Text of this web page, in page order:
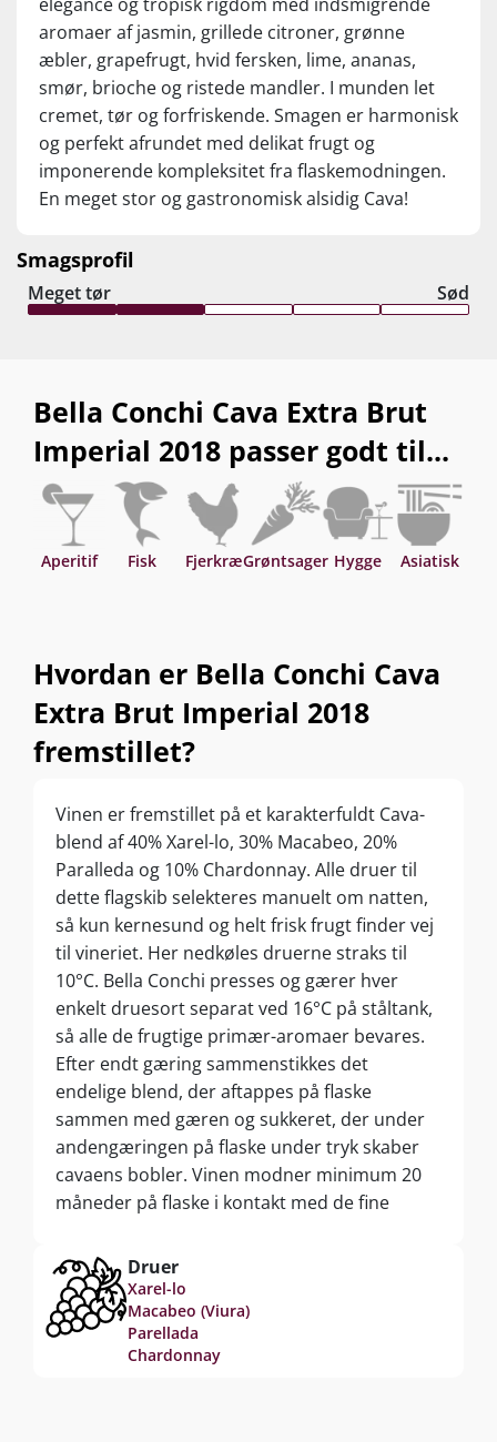
aromaer af jasmin, grillede citroner, grønne
æbler, grapefrugt, hvid fersken, lime, ananas,
smør, brioche og ristede mandler. I munden let
cremet, tør og forfriskende. Smagen er harmonisk
og perfekt afrundet med delikat frugt og
imponerende kompleksitet fra flaskemodningen.
En meget stor og gastronomisk alsidig Cava!
Smagsprofil
Meget tør Sød
Bella Conchi Cava Extra Brut
Imperial 2018 passer godt til...
Aperitif Fisk FjerkræGrøntsager Hygge Asiatisk
Hvordan er Bella Conchi Cava
Extra Brut Imperial 2018
fremstillet?
Vinen er fremstillet på et karakterfuldt Cava-
blend af 40% Xarel-lo, 30% Macabeo, 20%
Paralleda og 10% Chardonnay. Alle druer til
dette flagskib selekteres manuelt om natten,
så kun kernesund og helt frisk frugt finder vej
til vineriet. Her nedkøles druerne straks til
10°C. Bella Conchi presses og gærer hver
enkelt druesort separat ved 16°C på ståltank,
så alle de frugtige primær-aromaer bevares.
Efter endt gæring sammenstikkes det
endelige blend, der aftappes på flaske
sammen med gæren og sukkeret, der under
andengæringen på flaske under tryk skaber
cavaens bobler. Vinen modner minimum 20
måneder på flaske i kontakt med de fine
lignende kompleksitet til den færdige vin.
Druer
Xarel-lo
Macabeo (Viura)
Parellada
Chardonnay